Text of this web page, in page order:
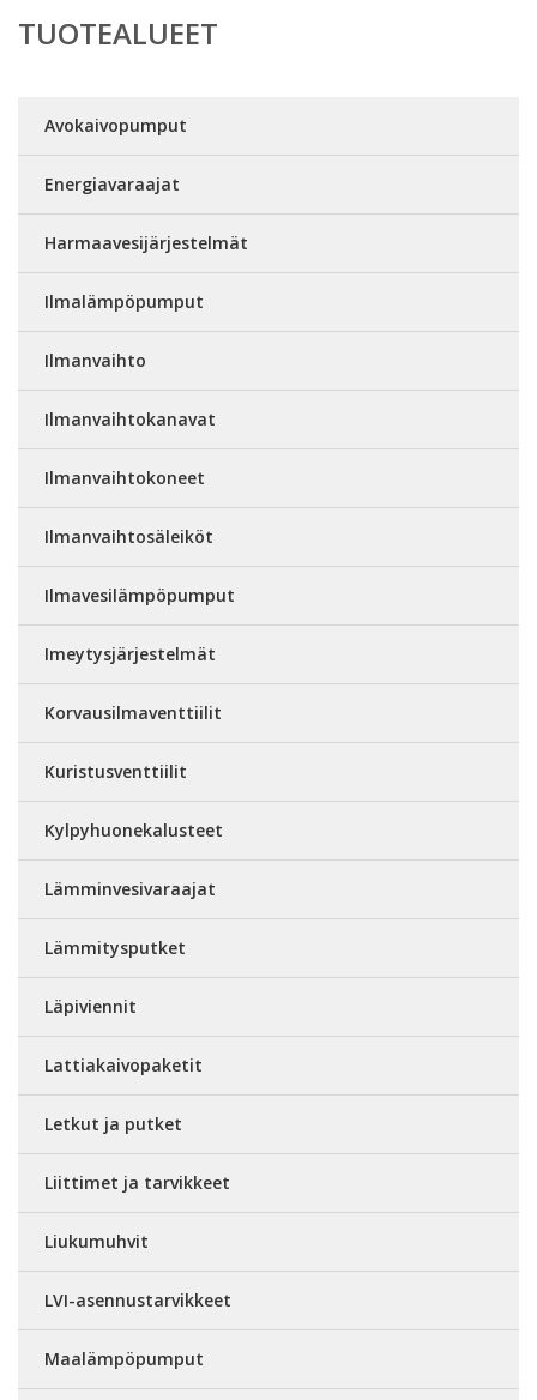
TUOTEALUEET
Avokaivopumput
Energiavaraajat
Harmaavesijärjestelmät
Ilmalämpöpumput
Ilmanvaihto
Ilmanvaihtokanavat
Ilmanvaihtokoneet
Ilmanvaihtosäleiköt
Ilmavesilämpöpumput
Imeytysjärjestelmät
Korvausilmaventtiilit
Kuristusventtiilit
Kylpyhuonekalusteet
Lämminvesivaraajat
Lämmitysputket
Läpiviennit
Lattiakaivopaketit
Letkut ja putket
Liittimet ja tarvikkeet
Liukumuhvit
LVI-asennustarvikkeet
Maalämpöpumput